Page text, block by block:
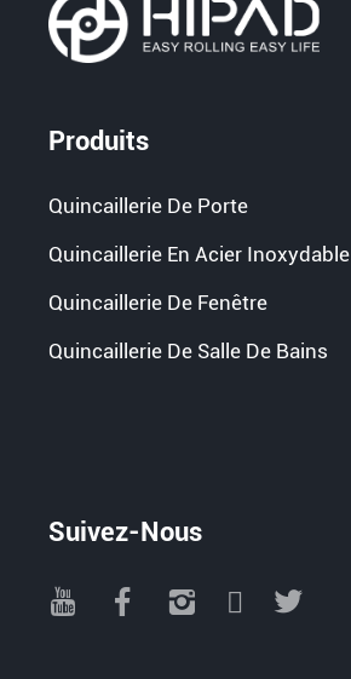
Produits
Quincaillerie De Porte
Quincaillerie En Acier Inoxydable
Quincaillerie De Fenêtre
Quincaillerie De Salle De Bains
Suivez-Nous